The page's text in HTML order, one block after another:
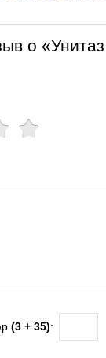
о
(3 + 35):